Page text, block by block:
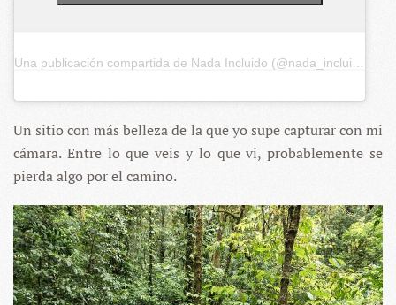
Una publicación compartida de Nada Incluido (@nada_incluido)
Un sitio con más belleza de la que yo supe capturar con mi
cámara. Entre lo que veis y lo que vi, probablemente se
pierda algo por el camino.